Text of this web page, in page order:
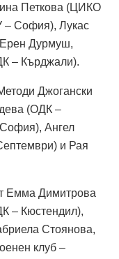
Петкова (ЦИКО
– София), Лукас
Дурмуш,
– Кърджали).
Джогански
(ОДК –
Ангел
и Рая
Емма Димитрова
– Кюстендил),
Стоянова,
клуб –